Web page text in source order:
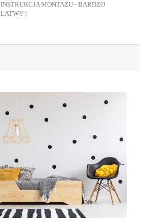
INSTRUKCJA MONTAŻU - BARDZO
ŁATWY !